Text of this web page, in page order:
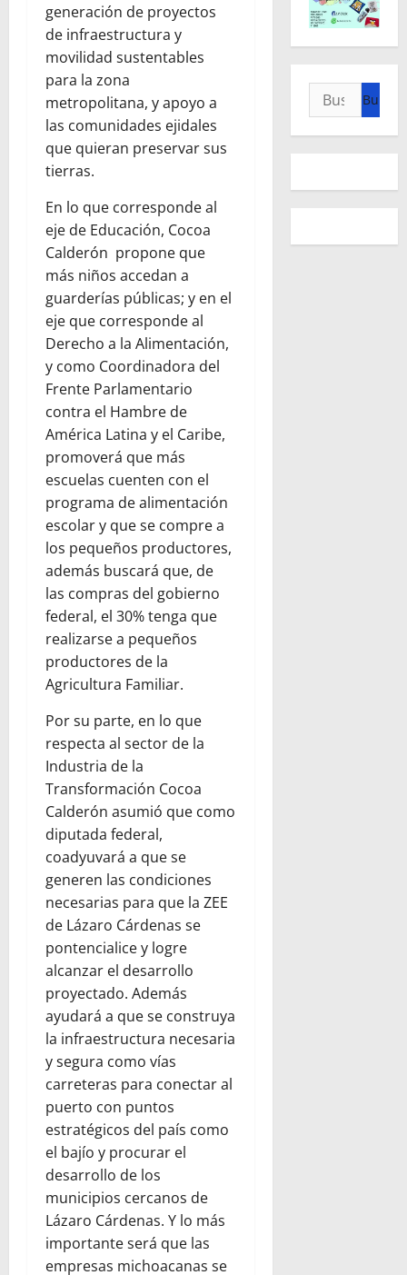
generación de proyectos
de infraestructura y
movilidad sustentables
para la zona
metropolitana, y apoyo a
las comunidades ejidales
que quieran preservar sus
tierras.
En lo que corresponde al
eje de Educación, Cocoa
Calderón propone que
más niños accedan a
guarderías públicas; y en el
eje que corresponde al
Derecho a la Alimentación,
y como Coordinadora del
Frente Parlamentario
contra el Hambre de
América Latina y el Caribe,
promoverá que más
escuelas cuenten con el
programa de alimentación
escolar y que se compre a
los pequeños productores,
además buscará que, de
las compras del gobierno
federal, el 30% tenga que
realizarse a pequeños
productores de la
Agricultura Familiar.
Por su parte, en lo que
respecta al sector de la
Industria de la
Transformación Cocoa
Calderón asumió que como
diputada federal,
coadyuvará a que se
generen las condiciones
necesarias para que la ZEE
de Lázaro Cárdenas se
pontencialice y logre
alcanzar el desarrollo
proyectado. Además
ayudará a que se construya
la infraestructura necesaria
y segura como vías
carreteras para conectar al
puerto con puntos
estratégicos del país como
el bajío y procurar el
desarrollo de los
municipios cercanos de
Lázaro Cárdenas. Y lo más
importante será que las
empresas michoacanas se
Buscar: